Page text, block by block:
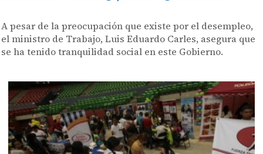
A pesar de la preocupación que existe por el desempleo,
el ministro de Trabajo, Luis Eduardo Carles, asegura que
se ha tenido tranquilidad social en este Gobierno.